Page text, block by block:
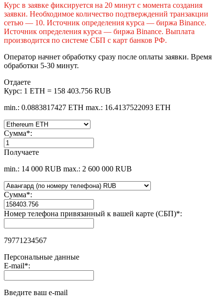
Курс в заявке фиксируется на 20 минут с момента создания
заявки. Необходимое количество подтверждений транзакции
сетью — 10. Источник определения курса — биржа Binance.
Источник определения курса — биржа Binance. Выплата
производится по системе СБП с карт банков РФ.
Оператор начнет обработку сразу после оплаты заявки. Время
обработки 5-30 минут.
Отдаете
Курс: 1 ETH = 158 403.756 RUB
min.: 0.0883817427 ETH max.: 16.4137522093 ETH
Сумма*:
Получаете
min.: 14 000 RUB max.: 2 600 000 RUB
Сумма*:
Номер телефона привязанный к вашей карте (СБП)*:
79771234567
Персональные данные
E-mail*:
Введите ваш e-mail